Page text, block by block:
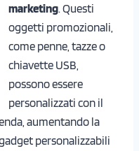
marketing. Questi
oggetti promozionali,
come penne, tazze o
chiavette USB,
possono essere
personalizzati con il
aumentando la
personalizzabili